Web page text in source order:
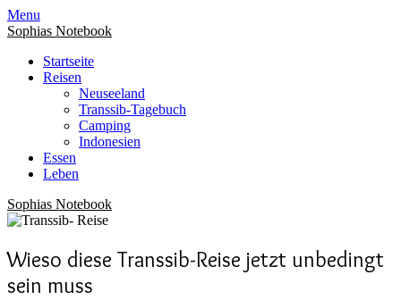
Menu
Sophias Notebook
Startseite
Reisen
Neuseeland
Transsib-Tagebuch
Camping
Indonesien
Essen
Leben
Sophias Notebook
Wieso diese Transsib-Reise jetzt unbedingt
sein muss